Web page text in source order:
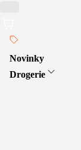
Novinky
Drogerie